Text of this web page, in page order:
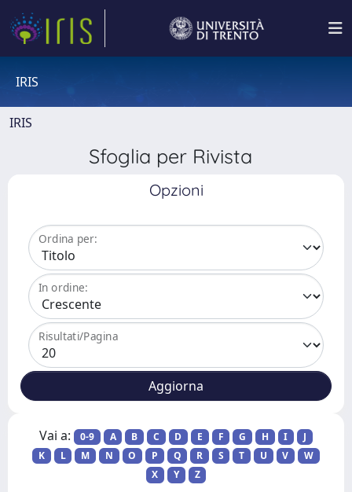
IRIS
IRIS
Sfoglia per Rivista
Opzioni
Ordina per:
In ordine:
Risultati/Pagina
Vai a: 0-9 A B C D E F G H I
J
K
L M N O P Q R S T U V
W
X
Y Z